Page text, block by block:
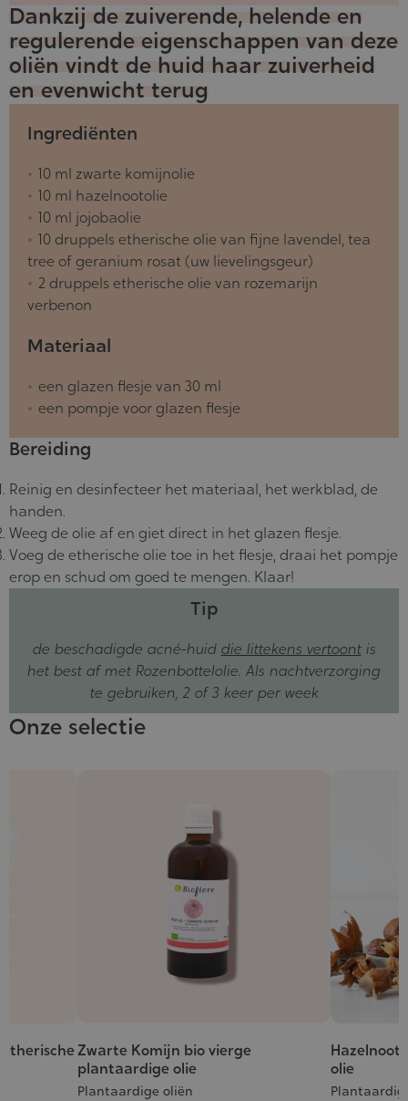
Dankzij de zuiverende, helende en
regulerende eigenschappen van deze
oliën vindt de huid haar zuiverheid
en evenwicht terug
Ingrediënten
10 ml zwarte komijnolie
10 ml hazelnootolie
10 ml jojobaolie
10 druppels etherische olie van fijne lavendel, tea
tree of geranium rosat (uw lievelingsgeur)
2 druppels etherische olie van rozemarijn
verbenon
Materiaal
een glazen flesje van 30 ml
een pompje voor glazen flesje
Bereiding
Reinig en desinfecteer het materiaal, het werkblad, de
handen.
Weeg de olie af en giet direct in het glazen flesje.
Voeg de etherische olie toe in het flesje, draai het pompje
erop en schud om goed te mengen. Klaar!
Tip
de beschadigde acné-huid die littekens vertoontis
het best af met Rozenbottelolie. Als nachtverzorging
te gebruiken, 2 of 3 keer per week
Onze selectie
Zwarte Komijn bio vierge
plantaardige olie
Plantaardige oliën
Hazelnoot
olie
Grade
:
5/5